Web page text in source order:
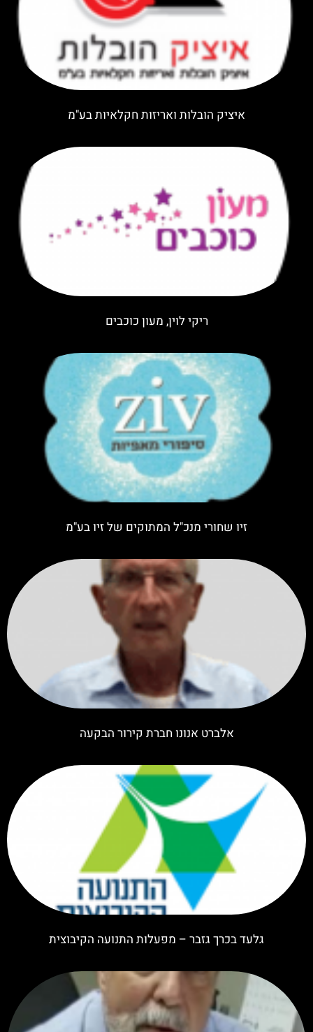
איציק הובלות ואריזות חקלאיות בע"מ
ריקי לוין, מעון כוכבים
זיו שחורי מנכ"ל המתוקים של זיו בע"מ
אלברט אנונו חברת קירור הבקעה
גלעד בכרך גזבר – מפעלות התנועה הקיבוצית